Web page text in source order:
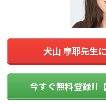
犬山 摩耶先生
今すぐ無料登録!!